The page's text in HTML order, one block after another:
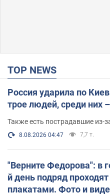
TOP NEWS
Россия ударила по
трое людей, среди них
Также есть пострадавшие из-
8.08.2026 04:47 7,7 т.
"Верните Федорова": в
й день подряд
плакатами. Фото и